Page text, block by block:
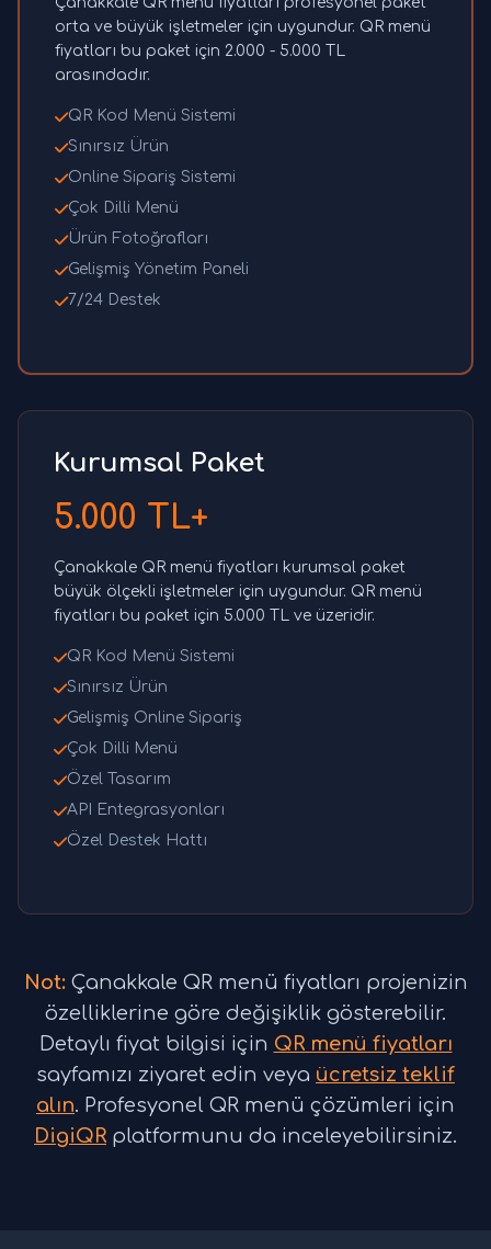
orta ve büyük işletmeler için uygundur. QR menü
fiyatları bu paket için 2.000 - 5.000 TL
arasındadır.
QR Kod Menü Sistemi
Sınırsız Ürün
Online Sipariş Sistemi
Çok Dilli Menü
Ürün Fotoğrafları
Gelişmiş Yönetim Paneli
7/24 Destek
Kurumsal Paket
5.000 TL+
Çanakkale QR menü fiyatları kurumsal paket
büyük ölçekli işletmeler için uygundur. QR menü
fiyatları bu paket için 5.000 TL ve üzeridir.
QR Kod Menü Sistemi
Sınırsız Ürün
Gelişmiş Online Sipariş
Çok Dilli Menü
Özel Tasarım
API Entegrasyonları
Özel Destek Hattı
Not:Çanakkale QR menü fiyatları projenizin
özelliklerine göre değişiklik gösterebilir.
Detaylı fiyat bilgisi için QR menü fiyatları
sayfamızı ziyaret edin veya ücretsiz teklif
alın. Profesyonel QR menü çözümleri için
DigiQR platformunu da inceleyebilirsiniz.